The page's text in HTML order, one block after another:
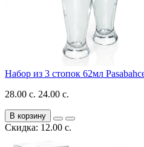
Набор из 3 стопок 62мл
28.00 с. 24.00 с.
В корзину
Скидка: 12.00 с.